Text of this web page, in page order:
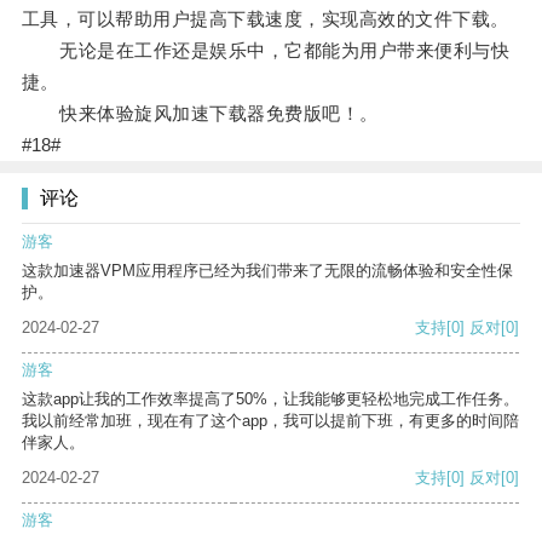
工具，可以帮助用户提高下载速度，实现高效的文件下载。
无论是在工作还是娱乐中，它都能为用户带来便利与快
捷。
快来体验旋风加速下载器免费版吧！。
#18#
评论
游客
这款加速器VPM应用程序已经为我们带来了无限的流畅体验和安全性保
护。
2024-02-27
支持[0] 反对[0]
游客
这款app让我的工作效率提高了50%，让我能够更轻松地完成工作任务。
我以前经常加班，现在有了这个app，我可以提前下班，有更多的时间陪
伴家人。
2024-02-27
支持[0] 反对[0]
游客